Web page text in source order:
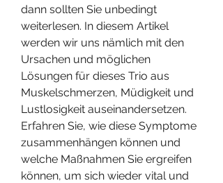
dann sollten Sie unbedingt
weiterlesen. In diesem Artikel
werden wir uns nämlich mit den
Ursachen und möglichen
Lösungen für dieses Trio aus
Muskelschmerzen, Müdigkeit und
Lustlosigkeit auseinandersetzen.
Erfahren Sie, wie diese Symptome
zusammenhängen können und
welche Maßnahmen Sie ergreifen
können, um sich wieder vital und